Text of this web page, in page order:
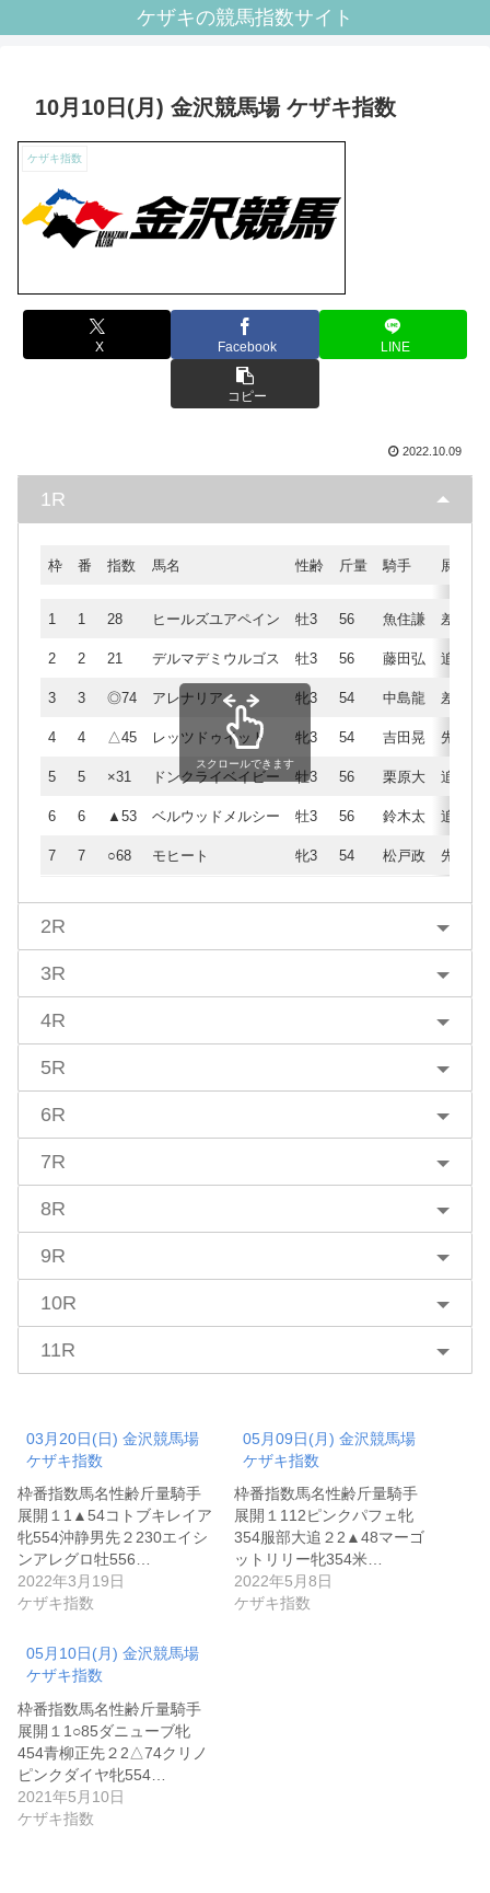
ケザキの競馬指数サイト
10月10日(月) 金沢競馬場 ケザキ指数
ケザキ指数
X Facebook LINE
コピー
2022.10.09
1R
枠 番 指数 馬名 性齢 斤量 騎手 展開
1 1 28 ヒールズユアペイン 牡3 56 魚住謙 差
2 2 21 デルマデミウルゴス 牡3 56 藤田弘 追
3 3 ◎74 アレナリア 牝3 54 中島龍 差
4 4 △45 レッツドゥイット 牝3 54 吉田晃 先
5 5 ×31 ドンクライベイビー 牡3 56 栗原大 追
6 6 ▲53 ベルウッドメルシー 牡3 56 鈴木太 追
7 7 ○68 モヒート 牝3 54 松戸政 先
スクロールできます
2R
3R
4R
5R
6R
7R
8R
9R
10R
11R
03月20日(日) 金沢競馬場
ケザキ指数
枠番指数馬名性齢斤量騎手
展開１1▲54コトブキレイア
牝554沖静男先２230エイシ
ンアレグロ牡556…
2022年3月19日
ケザキ指数
05月09日(月) 金沢競馬場
ケザキ指数
枠番指数馬名性齢斤量騎手
展開１112ピンクパフェ牝
354服部大追２2▲48マーゴ
ットリリー牝354米…
2022年5月8日
ケザキ指数
05月10日(月) 金沢競馬場
ケザキ指数
枠番指数馬名性齢斤量騎手
展開１1○85ダニューブ牝
454青柳正先２2△74クリノ
ピンクダイヤ牝554…
2021年5月10日
ケザキ指数